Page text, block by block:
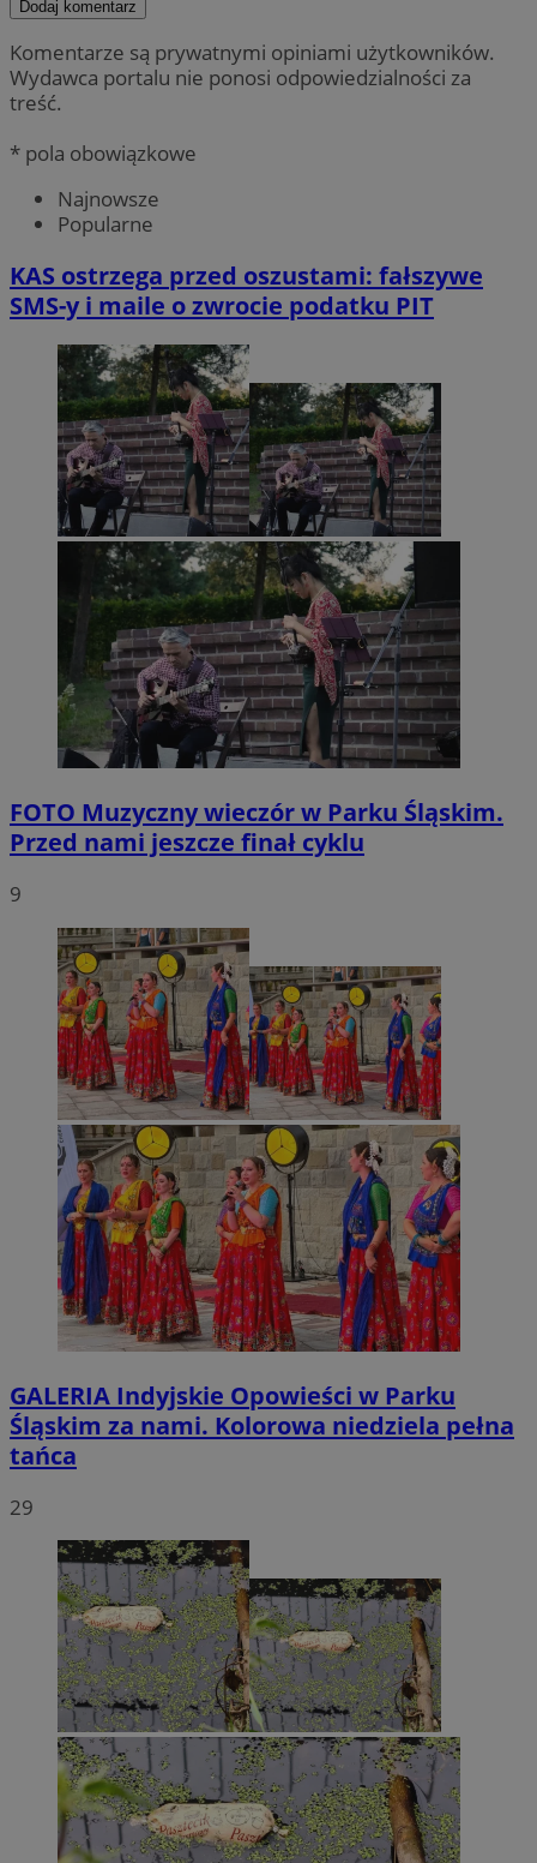
Dodaj komentarz
Komentarze są prywatnymi opiniami użytkowników.
Wydawca portalu nie ponosi odpowiedzialności za
treść.
* pola obowiązkowe
Najnowsze
Popularne
KAS ostrzega przed oszustami: fałszywe
SMS-y i maile o zwrocie podatku PIT
FOTO Muzyczny wieczór w Parku Śląskim.
Przed nami jeszcze finał cyklu
9
GALERIA Indyjskie Opowieści w Parku
Śląskim za nami. Kolorowa niedziela pełna
tańca
29